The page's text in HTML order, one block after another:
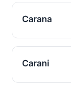
Carana
Carani